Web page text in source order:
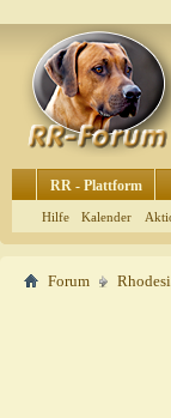
RR - Plattform
Hilfe Kalender
Forum